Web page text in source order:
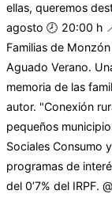
ellas, queremos
agosto 🕗 20:00 h
Familias de
Aguado Verano.
memoria de las
autor. "Conexión
pequeños
Sociales Consumo
programas de
del 0’7% del IRPF.